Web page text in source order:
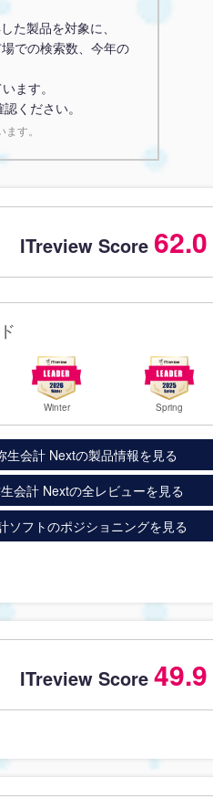
た製品を対象に、
での検索数、今年の
ます。
ください。
す。
ITreview Score 62.0
Winter Spring
生会計 Nextの製品情報を見る
会計 Nextの全レビューを見る
ソフトのポジショニングを見る
ITreview Score 49.9